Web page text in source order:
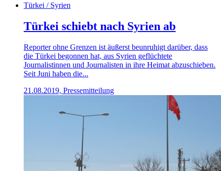
Türkei / Syrien
Türkei schiebt nach Syrien ab
Reporter ohne Grenzen ist äußerst beunruhigt darüber, dass
die Türkei begonnen hat, aus Syrien geflüchtete
Journalistinnen und Journalisten in ihre Heimat abzuschieben.
Seit Juni haben die...
21.08.2019, Pressemitteilung